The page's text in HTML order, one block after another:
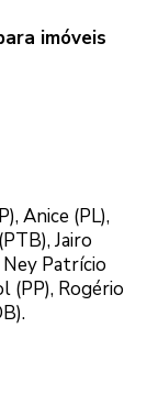
imóveis
Anice (PL),
Jairo
Patrício
(PP), Rogério